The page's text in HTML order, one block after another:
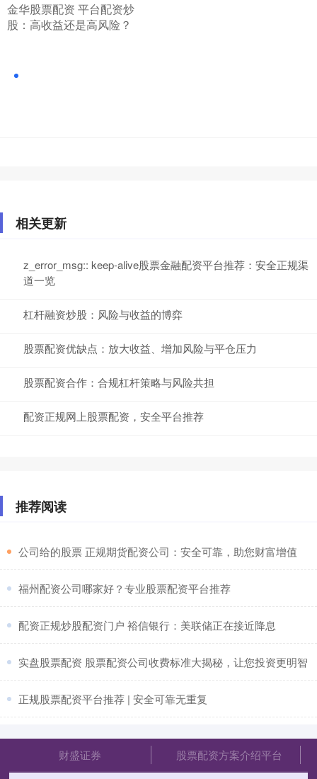
​金华股票配资 平台配资炒
股：高收益还是高风险？
相关更新
z_error_msg:: keep-alive股票金融配资平台推荐：安全正规渠
道一览
杠杆融资炒股：风险与收益的博弈
股票配资优缺点：放大收益、增加风险与平仓压力
股票配资合作：合规杠杆策略与风险共担
配资正规网上股票配资，安全平台推荐
推荐阅读
​公司给的股票 正规期货配资公司：安全可靠，助您财富增值
​福州配资公司哪家好？专业股票配资平台推荐
​配资正规炒股配资门户 裕信银行：美联储正在接近降息
​实盘股票配资 股票配资公司收费标准大揭秘，让您投资更明智
​正规股票配资平台推荐 | 安全可靠无重复
财盛证券 股票配资方案介绍平台